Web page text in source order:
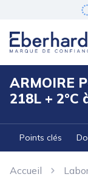
ARMOIRE
218L + 2°C
Points clés
Accueil